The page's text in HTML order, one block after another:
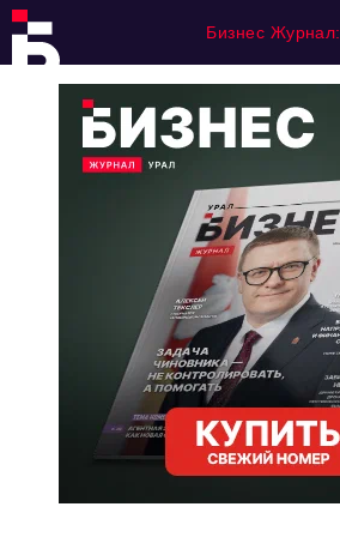
Бизнес Журнал:
Тема номера